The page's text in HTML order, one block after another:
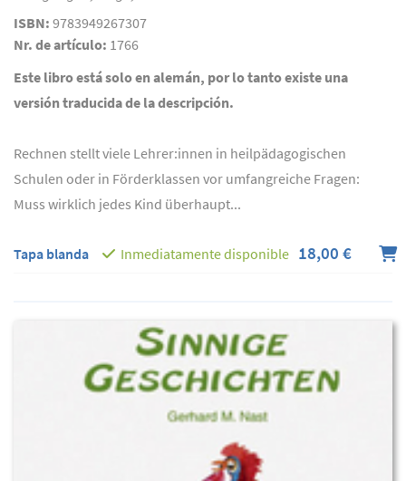
ISBN: 9783949267307
Nr. de artículo: 1766
Este libro está solo en alemán, por lo tanto existe una
versión traducida de la descripción.
Rechnen stellt viele Lehrer:innen in heilpädagogischen
Schulen oder in Förderklassen vor umfangreiche Fragen:
Muss wirklich jedes Kind überhaupt...
Tapa blanda Inmediatamente disponible 18,00 €